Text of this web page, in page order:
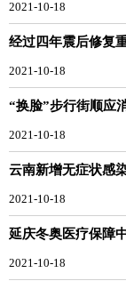
2021-10-18
经过四年震后修复
2021-10-18
“换脸”步行街顺应
2021-10-18
云南新增无症状感
2021-10-18
延庆冬奥医疗保障
2021-10-18